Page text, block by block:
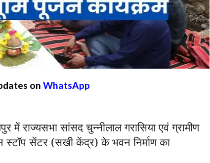
on WhatsApp
सांसद चुन्नीलाल गरासिया एवं ग्रामीण
स्टॉप सेंटर (सखी केंद्र) के भवन निर्माण का